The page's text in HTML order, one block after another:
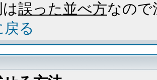
は誤った並べ方なので
戻る